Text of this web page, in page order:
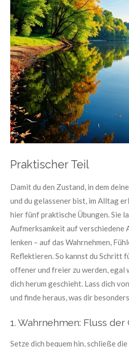
Praktischer Teil
Damit du den Zustand, in dem
und du gelassener bist, im Alltag
hier fünf praktische Übungen. Sie
Aufmerksamkeit auf verschiedene
lenken – auf das Wahrnehmen,
Reflektieren. So kannst du Schritt
offener und freier zu werden, egal
dich herum geschieht. Lass dich
und finde heraus, was dir
1. Wahrnehmen: Fluss der
Setze dich bequem hin, schließe